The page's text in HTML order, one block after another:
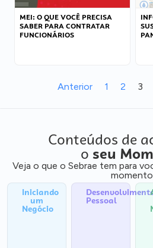
MEI: O QUE VOCÊ PRECISA
SABER PARA CONTRATAR
FUNCIONÁRIOS
Anterior 1 2 3
Conteúdos de
o seu
Veja o que o Sebrae tem para
Iniciando
um
Negócio
Pessoal